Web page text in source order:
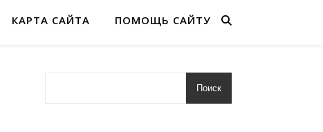
КАРТА САЙТА ПОМОЩЬ САЙТУ
Поиск